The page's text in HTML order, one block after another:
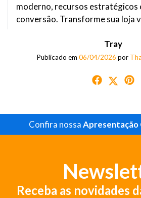
moderno, recursos estratégicos
conversão. Transforme sua loja
Tray
Publicado em 06/04/2026 por
Confira nossaApresentação
Receba as novidades